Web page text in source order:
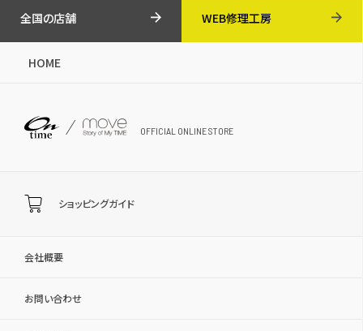
全国の店舗 WEB修理工房
HOME
OFFICIAL ONLINE STORE
会社概要
お問い合わせ
ショッピングガイド